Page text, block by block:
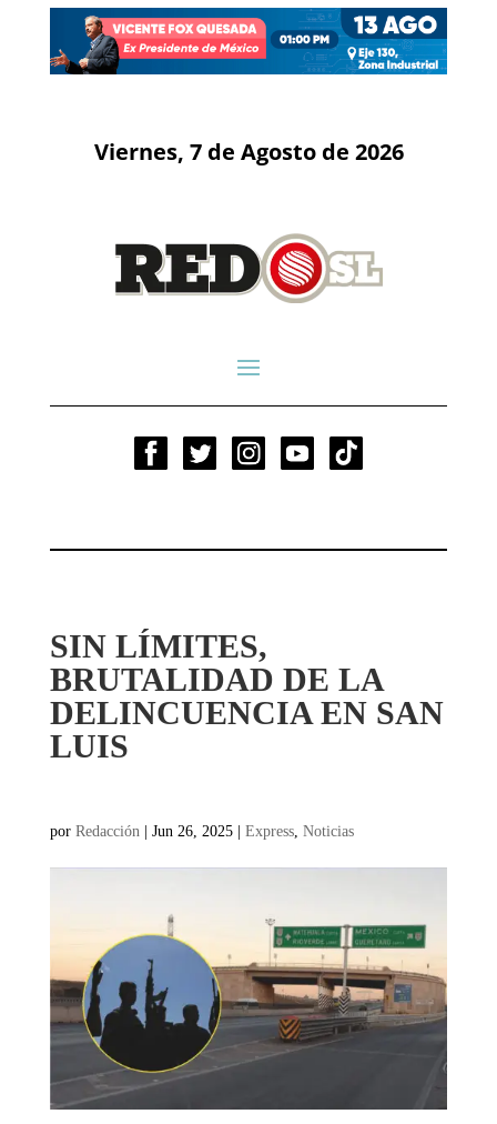
Viernes, 7 de Agosto de 2026
SIN LÍMITES,
BRUTALIDAD DE LA
DELINCUENCIA EN SAN
LUIS
por Redacción | Jun 26, 2025| Express, Noticias